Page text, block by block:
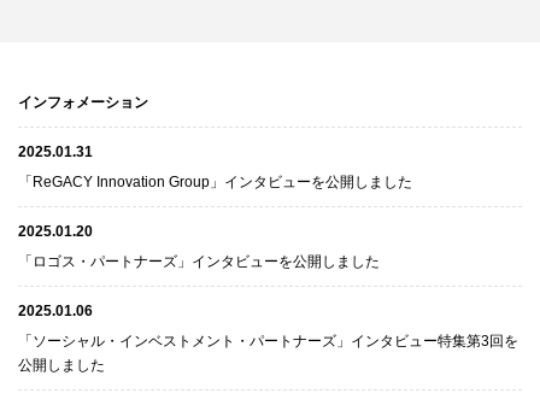
インフォメーション
2025.01.31
「ReGACY Innovation Group」インタビューを公開しました
2025.01.20
「ロゴス・パートナーズ」インタビューを公開しました
2025.01.06
「ソーシャル・インベストメント・パートナーズ」インタビュー特集第3回を
公開しました